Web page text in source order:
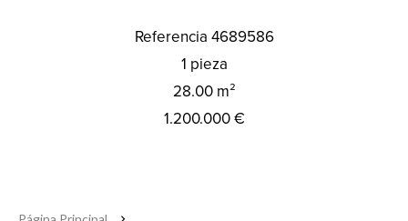
Referencia 4689586
1 pieza
28.00m²
1.200.000 €